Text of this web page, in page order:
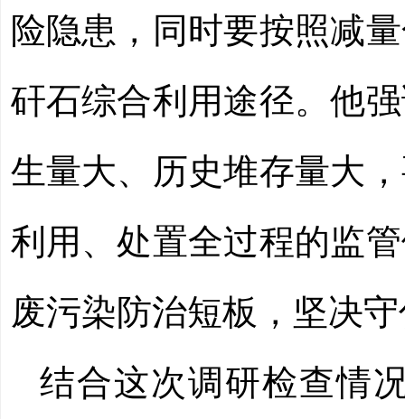
险隐患，同时要按照减
矸石综合利用途径。他
生量大、历史堆存量大
利用、处置全过程的监
废污染防治短板，坚决
结合这次调研检查情